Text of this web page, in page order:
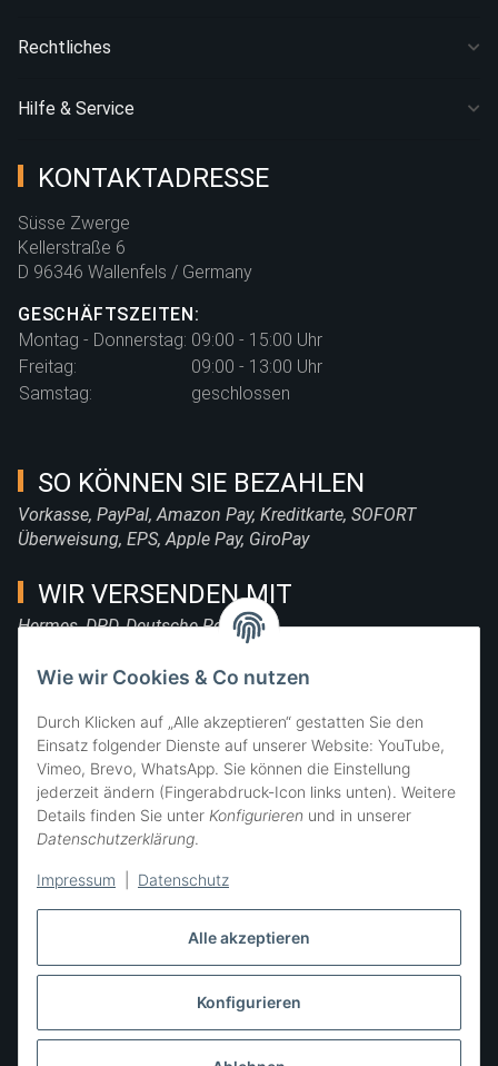
Alle akzeptieren
Konfigurieren
Wie wir Cookies & Co nutzen
Durch Klicken auf „Alle akzeptieren“ gestatten Sie den
Einsatz folgender Dienste auf unserer Website: YouTube,
Vimeo, Brevo, WhatsApp. Sie können die Einstellung
jederzeit ändern (Fingerabdruck-Icon links unten). Weitere
Details finden Sie unter Konfigurieren und in unserer
Datenschutzerklärung.
Impressum Datenschutz
Rechtliches
Hilfe & Service
KONTAKTADRESSE
Süsse Zwerge
Kellerstraße 6
D 96346 Wallenfels / Germany
GESCHÄFTSZEITEN:
Montag - Donnerstag: 09:00 - 15:00 Uhr
Freitag:
09:00 - 13:00 Uhr
Samstag:
geschlossen
SO KÖNNEN SIE BEZAHLEN
Vorkasse, PayPal, Amazon Pay, Kreditkarte, SOFORT
Überweisung, EPS, Apple Pay, GiroPay
WIR VERSENDEN MIT
Hermes, DPD, Deutsche Post, DHL
FOLGE UNS
SIE ERREICHEN UNS
Vertrag widerrufen